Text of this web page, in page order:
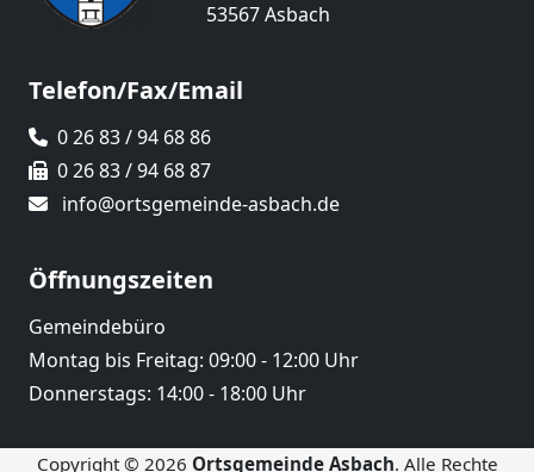
53567 Asbach
Telefon/Fax/Email
0 26 83 / 94 68 86
0 26 83 / 94 68 87
info@ortsgemeinde-asbach.de
Öffnungszeiten
Gemeindebüro
Montag bis Freitag: 09:00 - 12:00 Uhr
Donnerstags: 14:00 - 18:00 Uhr
Copyright © 2026 Ortsgemeinde Asbach. Alle Rechte